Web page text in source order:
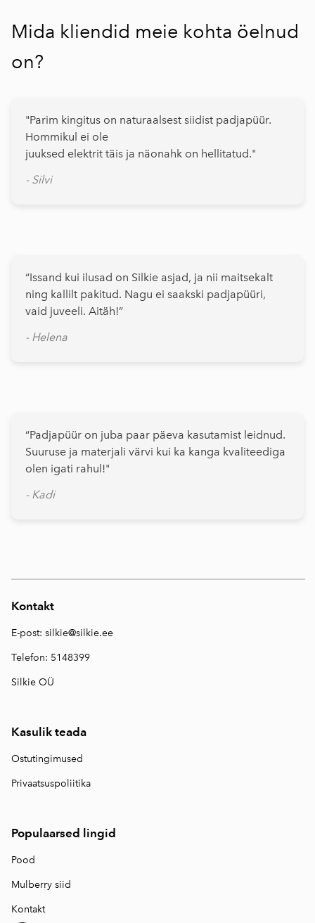
Mida kliendid meie kohta öelnud
on?
"Parim kingitus on naturaalsest siidist padjapüür.
Hommikul ei ole
juuksed elektrit täis ja näonahk on hellitatud."
- Silvi
“Issand kui ilusad on Silkie asjad, ja nii maitsekalt
ning kallilt pakitud. Nagu ei saakski padjapüüri,
vaid juveeli. Aitäh!”
- Helena
“Padjapüür on juba paar päeva kasutamist leidnud.
Suuruse ja materjali värvi kui ka kanga kvaliteediga
olen igati rahul!"
- Kadi
Kontakt
E-post: silkie@silkie.ee
Telefon: 5148399
Silkie OÜ
Kasulik teada
Ostutingimused
Privaatsuspoliitika
Populaarsed lingid
Pood
Mulberry siid
Kontakt